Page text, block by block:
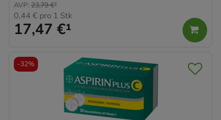
17,47 €¹
AVP: 23,79 €²
0,44 € pro 1 Stk
-32%